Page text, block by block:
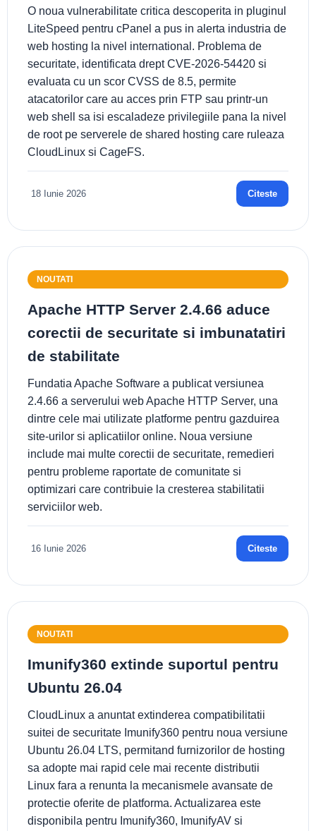
O noua vulnerabilitate critica descoperita in pluginul
LiteSpeed pentru cPanel a pus in alerta industria de
web hosting la nivel international. Problema de
securitate, identificata drept CVE-2026-54420 si
evaluata cu un scor CVSS de 8.5, permite
atacatorilor care au acces prin FTP sau printr-un
web shell sa isi escaladeze privilegiile pana la nivel
de root pe serverele de shared hosting care ruleaza
CloudLinux si CageFS.
18 Iunie 2026 Citeste
NOUTATI
Apache HTTP Server 2.4.66 aduce
corectii de securitate si imbunatatiri
de stabilitate
Fundatia Apache Software a publicat versiunea
2.4.66 a serverului web Apache HTTP Server, una
dintre cele mai utilizate platforme pentru gazduirea
site-urilor si aplicatiilor online. Noua versiune
include mai multe corectii de securitate, remedieri
pentru probleme raportate de comunitate si
optimizari care contribuie la cresterea stabilitatii
serviciilor web.
16 Iunie 2026 Citeste
NOUTATI
Imunify360 extinde suportul pentru
Ubuntu 26.04
CloudLinux a anuntat extinderea compatibilitatii
suitei de securitate Imunify360 pentru noua versiune
Ubuntu 26.04 LTS, permitand furnizorilor de hosting
sa adopte mai rapid cele mai recente distributii
Linux fara a renunta la mecanismele avansate de
protectie oferite de platforma. Actualizarea este
disponibila pentru Imunify360, ImunifyAV si